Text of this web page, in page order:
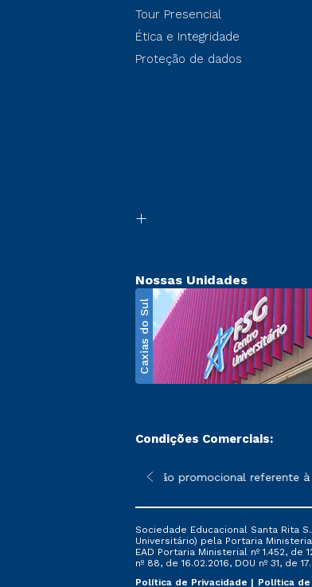
Tour Presencial
Ética e Integridade
Proteção de dados
Nossas Unidades
Caxias do Sul
Condições Comerciais:
sofrer alterações nos períodos de rematrícula
*A condição promocional referente à
Sociedade Educacional Santa Rita
Universitário) pela Portaria
EAD Portaria Ministerial nº 1.452, de
nº 88, de 16.02.2016, DOU nº 31, de
Política de Privacidade
Política